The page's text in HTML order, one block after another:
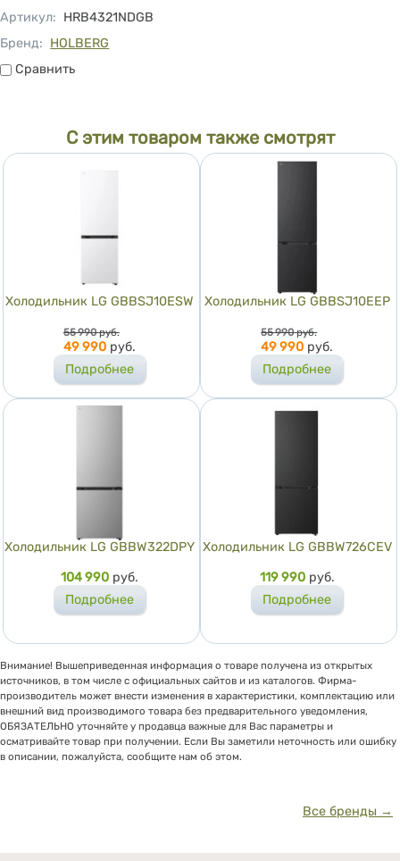
Артикул: HRB4321NDGB
Бренд: HOLBERG
СравнитьСравнить
С этим товаром также смотрят
Холодильник LG GBBSJ10ESW
Цена
55 990 руб.
49 990 руб.
Подробнее
Холодильник LG GBBSJ10EEP
Цена
55 990 руб.
49 990 руб.
Подробнее
Холодильник LG GBBW322DPY
Цена
104 990 руб.
Подробнее
Холодильник LG GBBW726CEV
Цена
119 990 руб.
Подробнее
Внимание! Вышеприведенная информация о товаре получена из открытых
источников, в том числе с официальных сайтов и из каталогов. Фирма-
производитель может внести изменения в характеристики, комплектацию или
внешний вид производимого товара без предварительного уведомления,
ОБЯЗАТЕЛЬНО уточняйте у продавца важные для Вас параметры и
осматривайте товар при получении. Если Вы заметили неточность или ошибку
в описании, пожалуйста, сообщите нам об этом.
Все бренды →